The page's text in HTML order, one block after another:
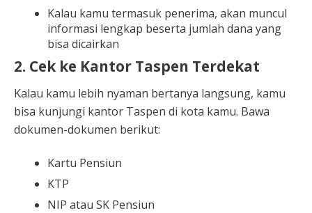
Kalau kamu termasuk penerima, akan muncul
informasi lengkap beserta jumlah dana yang
bisa dicairkan
2. Cek ke Kantor Taspen Terdekat
Kalau kamu lebih nyaman bertanya langsung, kamu
bisa kunjungi kantor Taspen di kota kamu. Bawa
dokumen-dokumen berikut:
Kartu Pensiun
KTP
NIP atau SK Pensiun